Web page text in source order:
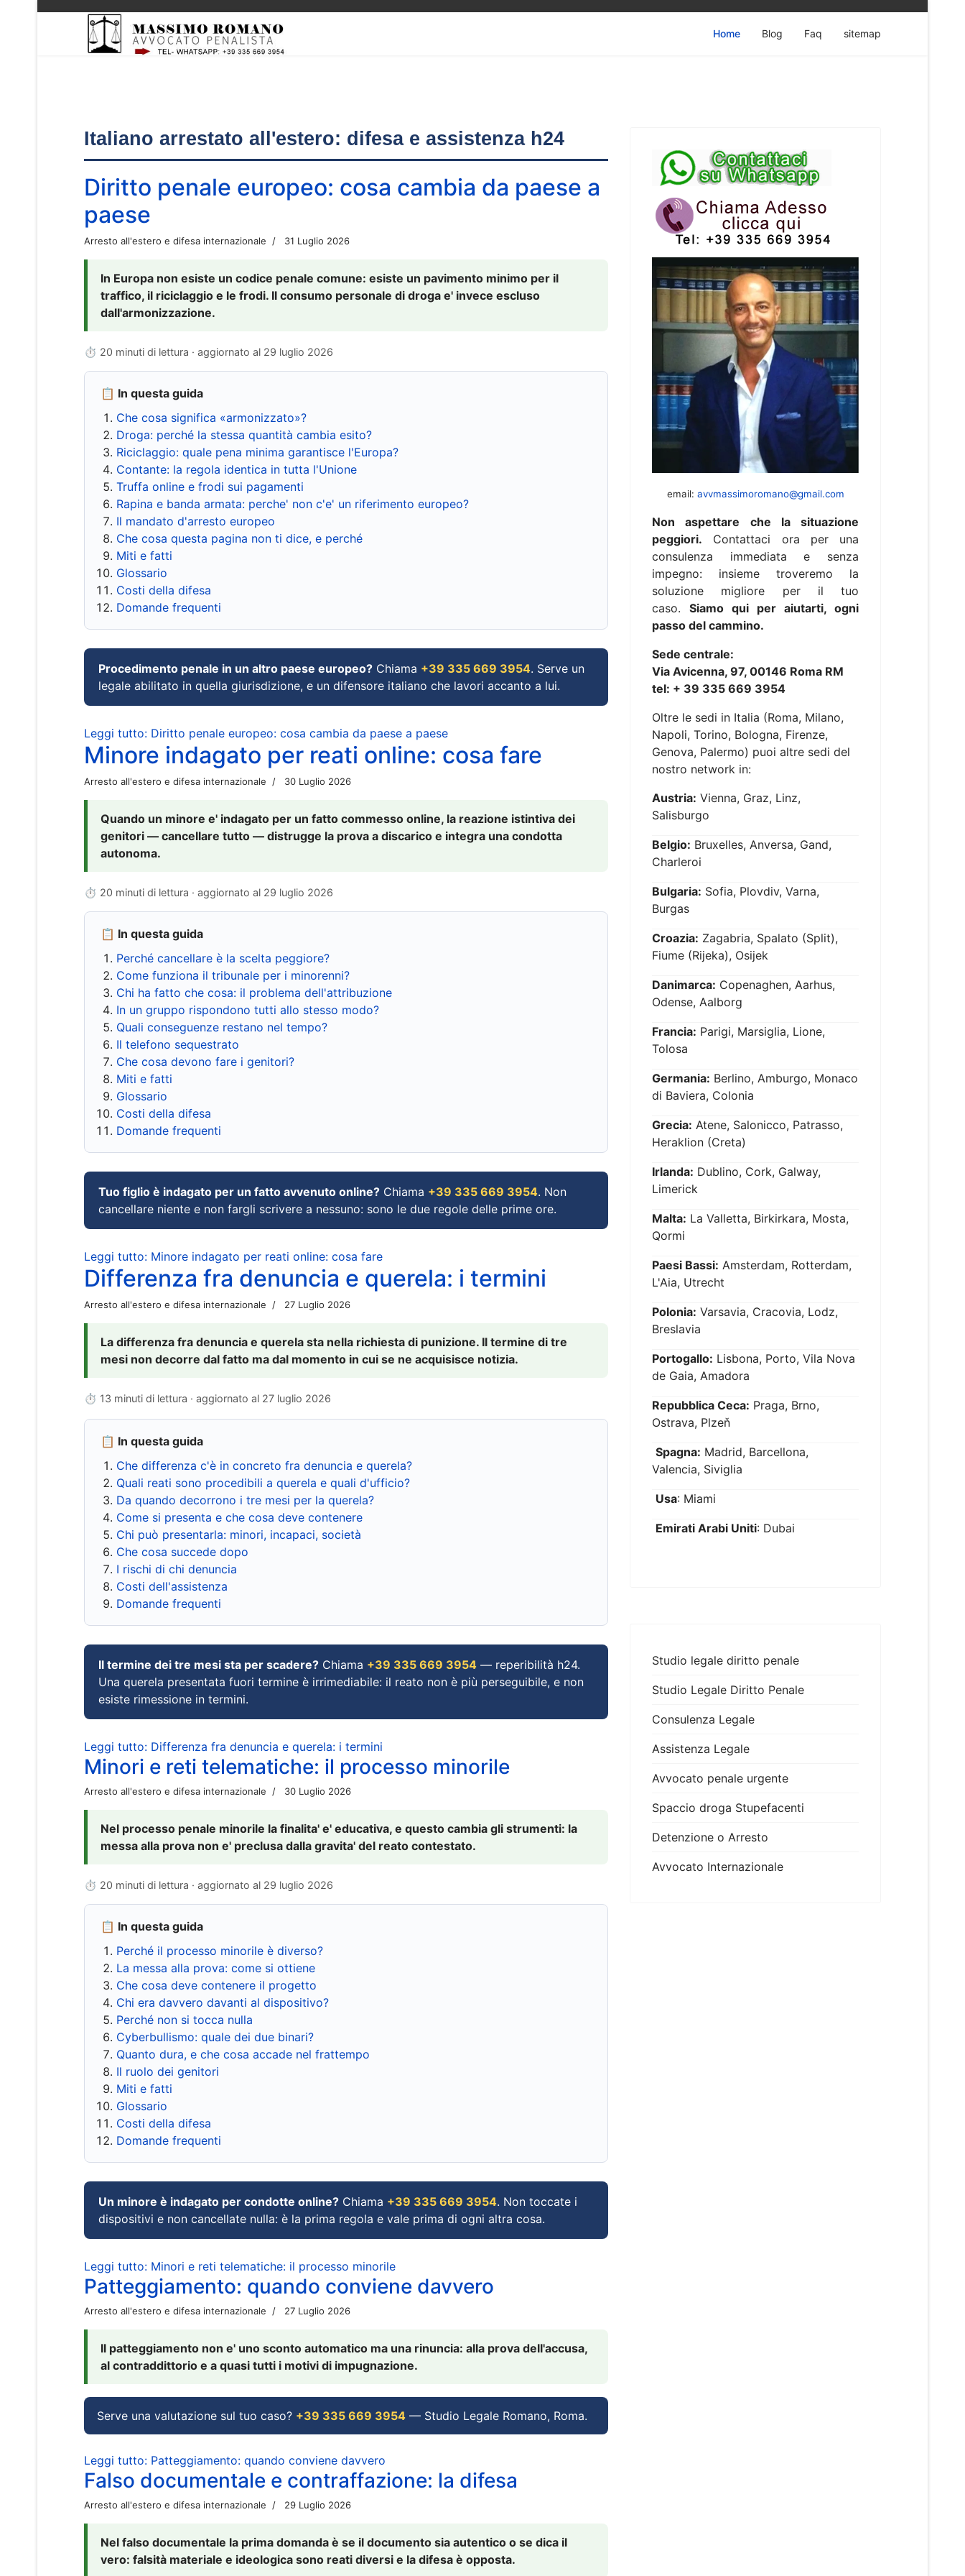
Home Blog Faq sitemap
Italiano arrestato all'estero: difesa e assistenza h24
Diritto penale europeo: cosa cambia da paese a
paese
Arresto all'estero e difesa internazionale 31 Luglio 2026
In Europa non esiste un codice penale comune: esiste un pavimento minimo per il
traffico, il riciclaggio e le frodi. Il consumo personale di droga e' invece escluso
dall'armonizzazione.
⏱ 20 minuti di lettura · aggiornato al 29 luglio 2026
📋 In questa guida
Che cosa significa «armonizzato»?
Droga: perché la stessa quantità cambia esito?
Riciclaggio: quale pena minima garantisce l'Europa?
Contante: la regola identica in tutta l'Unione
Truffa online e frodi sui pagamenti
Rapina e banda armata: perche' non c'e' un riferimento europeo?
Il mandato d'arresto europeo
Che cosa questa pagina non ti dice, e perché
Miti e fatti
Glossario
Costi della difesa
Domande frequenti
Procedimento penale in un altro paese europeo? Chiama +39 335 669 3954. Serve un
legale abilitato in quella giurisdizione, e un difensore italiano che lavori accanto a lui.
Leggi tutto: Diritto penale europeo: cosa cambia da paese a paese
Minore indagato per reati online: cosa fare
Arresto all'estero e difesa internazionale 30 Luglio 2026
Quando un minore e' indagato per un fatto commesso online, la reazione istintiva dei
genitori — cancellare tutto — distrugge la prova a discarico e integra una condotta
autonoma.
⏱ 20 minuti di lettura · aggiornato al 29 luglio 2026
📋 In questa guida
Perché cancellare è la scelta peggiore?
Come funziona il tribunale per i minorenni?
Chi ha fatto che cosa: il problema dell'attribuzione
In un gruppo rispondono tutti allo stesso modo?
Quali conseguenze restano nel tempo?
Il telefono sequestrato
Che cosa devono fare i genitori?
Miti e fatti
Glossario
Costi della difesa
Domande frequenti
Tuo figlio è indagato per un fatto avvenuto online? Chiama +39 335 669 3954. Non
cancellare niente e non fargli scrivere a nessuno: sono le due regole delle prime ore.
Leggi tutto: Minore indagato per reati online: cosa fare
Differenza fra denuncia e querela: i termini
Arresto all'estero e difesa internazionale 27 Luglio 2026
La differenza fra denuncia e querela sta nella richiesta di punizione. Il termine di tre
mesi non decorre dal fatto ma dal momento in cui se ne acquisisce notizia.
⏱ 13 minuti di lettura · aggiornato al 27 luglio 2026
📋 In questa guida
Che differenza c'è in concreto fra denuncia e querela?
Quali reati sono procedibili a querela e quali d'ufficio?
Da quando decorrono i tre mesi per la querela?
Come si presenta e che cosa deve contenere
Chi può presentarla: minori, incapaci, società
Che cosa succede dopo
I rischi di chi denuncia
Costi dell'assistenza
Domande frequenti
Il termine dei tre mesi sta per scadere? Chiama +39 335 669 3954 — reperibilità h24.
Una querela presentata fuori termine è irrimediabile: il reato non è più perseguibile, e non
esiste rimessione in termini.
Leggi tutto: Differenza fra denuncia e querela: i termini
Minori e reti telematiche: il processo minorile
Arresto all'estero e difesa internazionale 30 Luglio 2026
Nel processo penale minorile la finalita' e' educativa, e questo cambia gli strumenti: la
messa alla prova non e' preclusa dalla gravita' del reato contestato.
⏱ 20 minuti di lettura · aggiornato al 29 luglio 2026
📋 In questa guida
Perché il processo minorile è diverso?
La messa alla prova: come si ottiene
Che cosa deve contenere il progetto
Chi era davvero davanti al dispositivo?
Perché non si tocca nulla
Cyberbullismo: quale dei due binari?
Quanto dura, e che cosa accade nel frattempo
Il ruolo dei genitori
Miti e fatti
Glossario
Costi della difesa
Domande frequenti
Un minore è indagato per condotte online? Chiama +39 335 669 3954. Non toccate i
dispositivi e non cancellate nulla: è la prima regola e vale prima di ogni altra cosa.
Leggi tutto: Minori e reti telematiche: il processo minorile
Patteggiamento: quando conviene davvero
Arresto all'estero e difesa internazionale 27 Luglio 2026
Il patteggiamento non e' uno sconto automatico ma una rinuncia: alla prova dell'accusa,
al contraddittorio e a quasi tutti i motivi di impugnazione.
Serve una valutazione sul tuo caso? +39 335 669 3954 — Studio Legale Romano, Roma.
Leggi tutto: Patteggiamento: quando conviene davvero
Falso documentale e contraffazione: la difesa
Arresto all'estero e difesa internazionale 29 Luglio 2026
Nel falso documentale la prima domanda è se il documento sia autentico o se dica il
vero: falsità materiale e ideologica sono reati diversi e la difesa è opposta.
email: avvmassimoromano@gmail.com
Non aspettare che la situazione
peggiori. Contattaci ora per una
consulenza immediata e senza
impegno: insieme troveremo la
soluzione migliore per il tuo
caso. Siamo qui per aiutarti, ogni
passo del cammino.
Sede centrale:
Via Avicenna, 97, 00146 Roma RM
tel: + 39 335 669 3954
Oltre le sedi in Italia (Roma, Milano,
Napoli, Torino, Bologna, Firenze,
Genova, Palermo) puoi altre sedi del
nostro network in:
Austria: Vienna, Graz, Linz,
Salisburgo
Belgio: Bruxelles, Anversa, Gand,
Charleroi
Bulgaria: Sofia, Plovdiv, Varna,
Burgas
Croazia: Zagabria, Spalato (Split),
Fiume (Rijeka), Osijek
Danimarca: Copenaghen, Aarhus,
Odense, Aalborg
Francia: Parigi, Marsiglia, Lione,
Tolosa
Germania: Berlino, Amburgo, Monaco
di Baviera, Colonia
Grecia: Atene, Salonicco, Patrasso,
Heraklion (Creta)
Irlanda: Dublino, Cork, Galway,
Limerick
Malta: La Valletta, Birkirkara, Mosta,
Qormi
Paesi Bassi: Amsterdam, Rotterdam,
L'Aia, Utrecht
Polonia: Varsavia, Cracovia, Lodz,
Breslavia
Portogallo: Lisbona, Porto, Vila Nova
de Gaia, Amadora
Repubblica Ceca: Praga, Brno,
Ostrava, Plzeň
Spagna: Madrid, Barcellona,
Valencia, Siviglia
Usa: Miami
Emirati Arabi Uniti: Dubai
Studio legale diritto penale
Studio Legale Diritto Penale
Consulenza Legale
Assistenza Legale
Avvocato penale urgente
Spaccio droga Stupefacenti
Detenzione o Arresto
Avvocato Internazionale